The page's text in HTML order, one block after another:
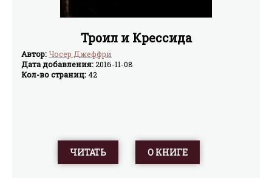
Троил и Крессида
Автор:Чосер Джеффри
Дата добавления:2016-11-08
Кол-во страниц:42
ЧИТАТЬ О КНИГЕ